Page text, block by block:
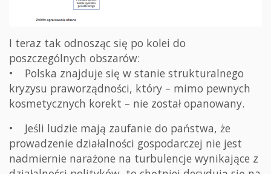
I teraz tak odnosząc się po kolei do
poszczególnych obszarów:
• Polska znajduje się w stanie strukturalnego
kryzysu praworządności, który – mimo pewnych
kosmetycznych korekt – nie został opanowany.
• Jeśli ludzie mają zaufanie do państwa, że
prowadzenie działalności gospodarczej nie jest
nadmiernie narażone na turbulencje wynikające z